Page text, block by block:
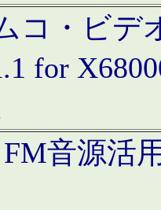
コ・ビデ
for
音源活